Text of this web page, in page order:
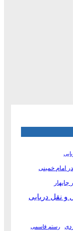
امام خمینی
چابهار
و نقل دریایی
رستم قاسمی